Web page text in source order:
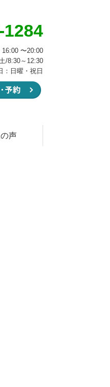
1284
〜20:00
/8:30～12:30
：日曜・祝日
声